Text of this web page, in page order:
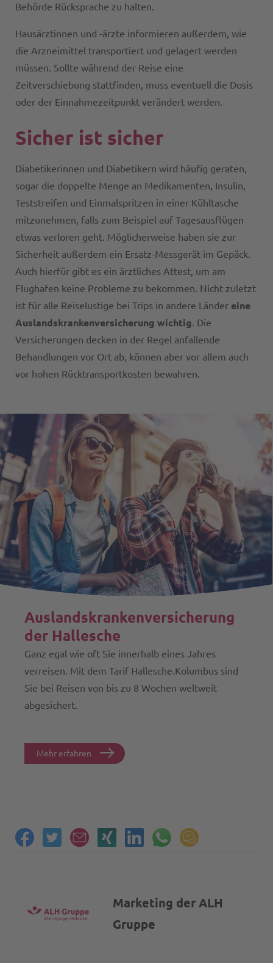
Behörde Rücksprache zu halten.
Hausärztinnen und -ärzte informieren außerdem, wie
die Arzneimittel transportiert und gelagert werden
müssen. Sollte während der Reise eine
Zeitverschiebung stattfinden, muss eventuell die Dosis
oder der Einnahmezeitpunkt verändert werden.
Sicher ist sicher
Diabetikerinnen und Diabetikern wird häufig geraten,
sogar die doppelte Menge an Medikamenten, Insulin,
Teststreifen und Einmalspritzen in einer Kühltasche
mitzunehmen, falls zum Beispiel auf Tagesausflügen
etwas verloren geht. Möglicherweise haben sie zur
Sicherheit außerdem ein Ersatz-Messgerät im Gepäck.
Auch hierfür gibt es ein ärztliches Attest, um am
Flughafen keine Probleme zu bekommen. Nicht zuletzt
ist für alle Reiselustige bei Trips in andere Länder eine
Auslandskrankenversicherung wichtig. Die
Versicherungen decken in der Regel anfallende
Behandlungen vor Ort ab, können aber vor allem auch
vor hohen Rücktransportkosten bewahren.
Auslandskranken­­versicherung
der Hallesche
Ganz egal wie oft Sie innerhalb eines Jahres
verreisen. Mit dem Tarif Hallesche.Kolumbus sind
Sie bei Reisen von bis zu 8 Wochen weltweit
abgesichert.
Mehr erfahren
Marketing der ALH
Gruppe